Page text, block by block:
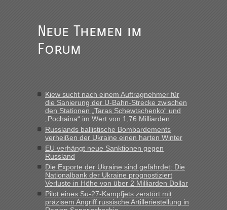
fast 11 Milliarden aufgedeckt
„Am besten wäre natürlich, wenn die Frau mit dabei ist.
Alleinreisende Männer stehen schließlich immer unter
Milliarden aufgedeckt
„Kein Zoll. Du musst an sich nur sagen dass das privat ist
und du nicht damit handeln willst. So lange das nicht
Originalverpackt ist und ersichlich das nicht neu sollte es
keine Probleme geben“
Recht, Visa und Dokumente • Deklaration
gebrauchter Kleidung beim Zoll
„Hallo Leute, ich weiß nicht, ob ich hier richtig bin mit meiner
Anfrage. Ich möchte 4 Umzugskartons mit gebrauchter
Straßen Kleidung bei der Einreise in die Ukraine
Neue Themen im
Forum
Kiew sucht nach einem Auftragnehmer für
die Sanierung der U-Bahn-Strecke zwischen
den Stationen „Taras Schewtschenko“ und
„Pochaina“ im Wert von 1,76 Milliarden
Russlands ballistische Bombardements
verheißen der Ukraine einen harten Winter
EU verhängt neue Sanktionen gegen
Russland
Die Exporte der Ukraine sind gefährdet: Die
Nationalbank der Ukraine prognostiziert
Verluste in Höhe von über 2 Milliarden Dollar
Pilot eines Su-27-Kampfjets zerstört mit
präzisem Angriff russische Artilleriestellung in